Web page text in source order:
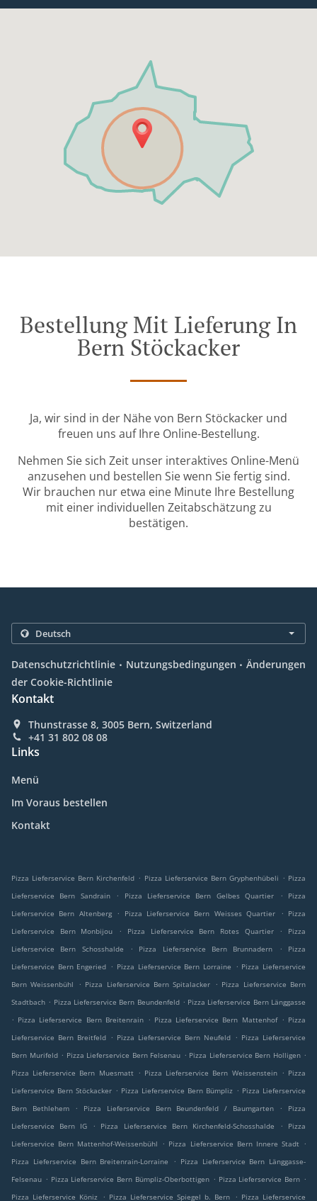
Bestellung Mit Lieferung In
Bern Stöckacker
Ja, wir sind in der Nähe von Bern Stöckacker und
freuen uns auf Ihre Online-Bestellung.
Nehmen Sie sich Zeit unser interaktives Online-Menü
anzusehen und bestellen Sie wenn Sie fertig sind.
Wir brauchen nur etwa eine Minute Ihre Bestellung
mit einer individuellen Zeitabschätzung zu
bestätigen.
Datenschutzrichtlinie . Nutzungsbedingungen . Änderungen
der Cookie-Richtlinie
Kontakt
Thunstrasse 8, 3005 Bern, Switzerland
+41 31 802 08 08
Links
Menü
Im Voraus bestellen
Kontakt
Pizza Lieferservice Bern Kirchenfeld . Pizza Lieferservice Bern Gryphenhübeli . Pizza
Lieferservice Bern Sandrain
. Pizza Lieferservice Bern Gelbes Quartier .
Pizza
Lieferservice Bern Altenberg
. Pizza Lieferservice Bern Weisses Quartier . Pizza
Lieferservice Bern Monbijou
. Pizza Lieferservice Bern Rotes Quartier .
Pizza
Lieferservice Bern Schosshalde
. Pizza Lieferservice Bern Brunnadern .
Pizza
Lieferservice Bern Engeried . Pizza Lieferservice Bern Lorraine . Pizza Lieferservice
Bern Weissenbühl
. Pizza Lieferservice Bern Spitalacker . Pizza Lieferservice Bern
Stadtbach . Pizza Lieferservice Bern Beundenfeld . Pizza Lieferservice Bern Länggasse
. Pizza Lieferservice Bern Breitenrain . Pizza Lieferservice Bern Mattenhof . Pizza
Lieferservice Bern Breitfeld . Pizza Lieferservice Bern Neufeld . Pizza Lieferservice
Bern Murifeld . Pizza Lieferservice Bern Felsenau . Pizza Lieferservice Bern Holligen .
Pizza Lieferservice Bern Muesmatt . Pizza Lieferservice Bern Weissenstein . Pizza
Lieferservice Bern Stöckacker . Pizza Lieferservice Bern Bümpliz . Pizza Lieferservice
Bern Bethlehem
. Pizza Lieferservice Bern Beundenfeld / Baumgarten .
Pizza
Lieferservice Bern IG
. Pizza Lieferservice Bern Kirchenfeld-Schosshalde .
Pizza
Lieferservice Bern Mattenhof-Weissenbühl
. Pizza Lieferservice Bern Innere Stadt .
Pizza Lieferservice Bern Breitenrain-Lorraine
. Pizza Lieferservice Bern Länggasse-
Felsenau . Pizza Lieferservice Bern Bümpliz-Oberbottigen . Pizza Lieferservice Bern .
Pizza Lieferservice Köniz
. Pizza Lieferservice Spiegel b. Bern . Pizza Lieferservice